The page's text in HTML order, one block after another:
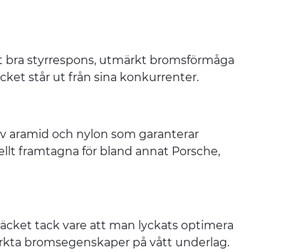
styrrespons, utmärkt bromsförmåga
står ut från sina konkurrenter.
aramid och nylon som garanterar
framtagna för bland annat Porsche,
tack vare att man lyckats optimera
bromsegenskaper på vått underlag.